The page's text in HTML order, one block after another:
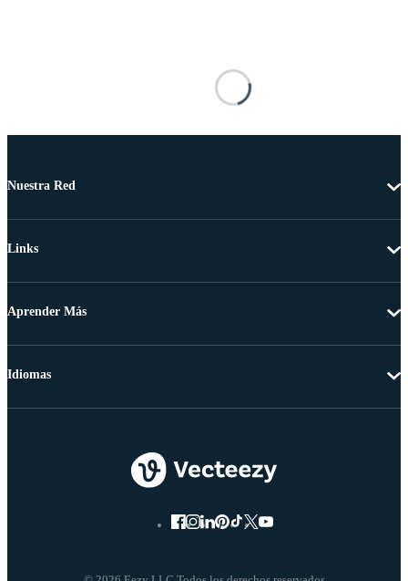
Nuestra Red
Links
Aprender Más
Idiomas